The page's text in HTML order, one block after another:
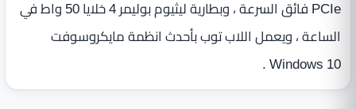
PCIe فائق السرعة ، وبطارية ليثيوم بوليمر 4 خلايا 50 واط في
الساعة ، ويعمل اللاب توب بأحدث انظمة مايكروسوفت
Windows 10 .